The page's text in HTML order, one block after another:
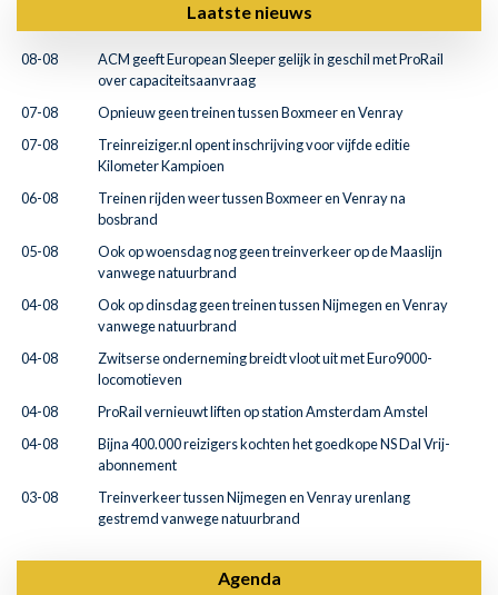
Laatste nieuws
08-08
ACM geeft European Sleeper gelijk in geschil met ProRail
over capaciteitsaanvraag
07-08
Opnieuw geen treinen tussen Boxmeer en Venray
07-08
Treinreiziger.nl opent inschrijving voor vijfde editie
Kilometer Kampioen
06-08
Treinen rijden weer tussen Boxmeer en Venray na
bosbrand
05-08
Ook op woensdag nog geen treinverkeer op de Maaslijn
vanwege natuurbrand
04-08
Ook op dinsdag geen treinen tussen Nijmegen en Venray
vanwege natuurbrand
04-08
Zwitserse onderneming breidt vloot uit met Euro9000-
locomotieven
04-08
ProRail vernieuwt liften op station Amsterdam Amstel
04-08
Bijna 400.000 reizigers kochten het goedkope NS Dal Vrij-
abonnement
03-08
Treinverkeer tussen Nijmegen en Venray urenlang
gestremd vanwege natuurbrand
Agenda